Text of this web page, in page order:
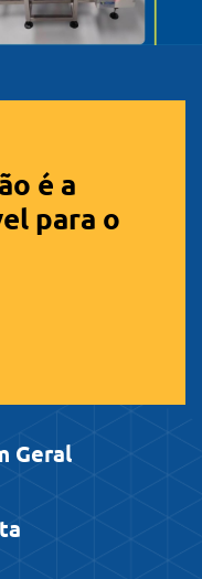
é a
para o
Geral